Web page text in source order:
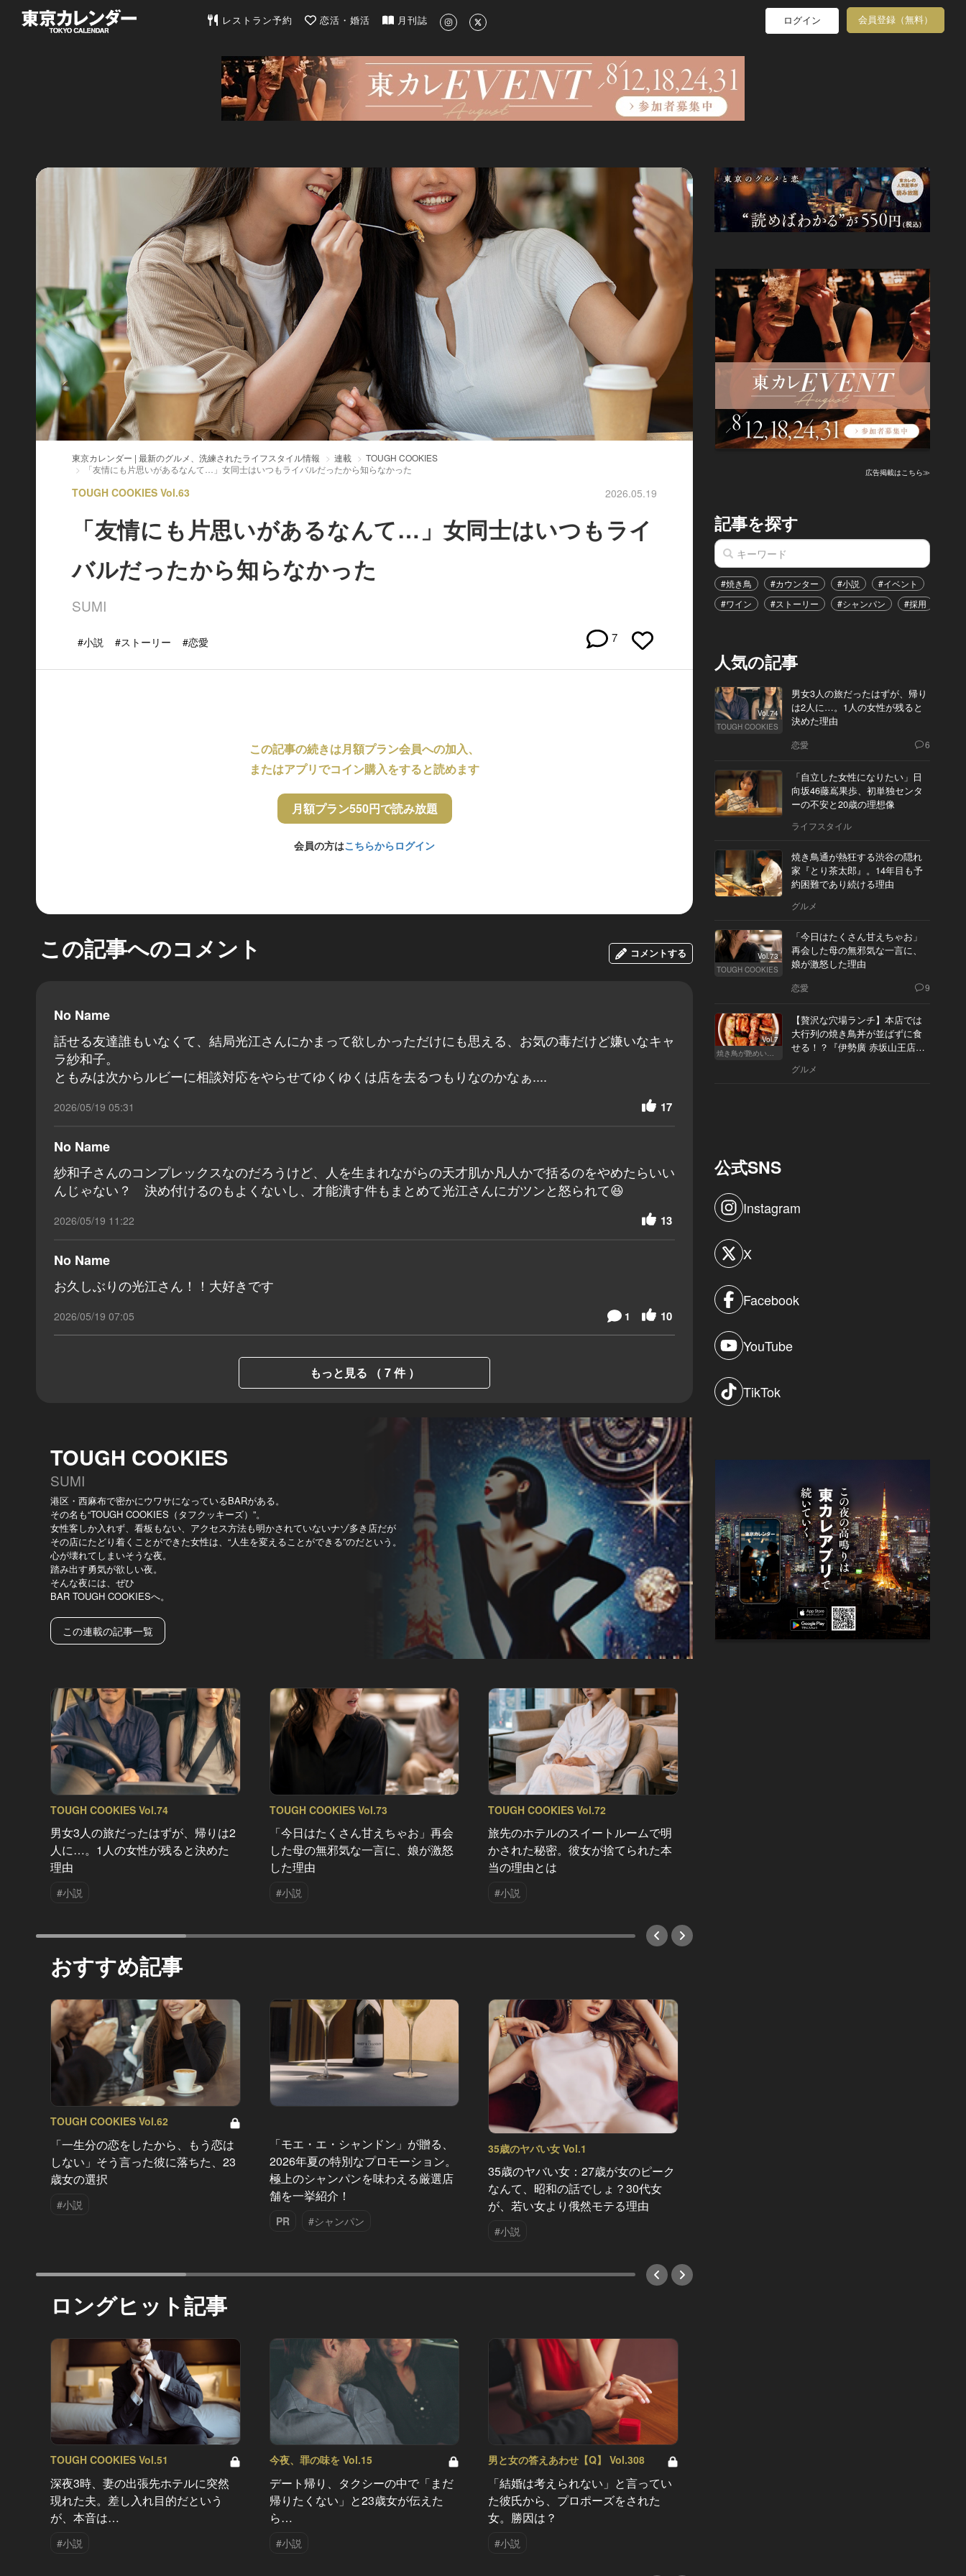
東京カレンダー | 最新のグルメ、洗練されたライフスタイル情報
レストラン予約 恋活・婚活 月刊誌 ログイン 会員登録（無料）
東京カレンダー | 最新のグルメ、洗練されたライフスタイル情報 連載
TOUGH COOKIES
「友情にも片思いがあるなんて…」女同士はいつもライバルだったから知らなかった
TOUGH COOKIES Vol.63 2026.05.19
「友情にも片思いがあるなんて…」女同士はいつもライ
バルだったから知らなかった
SUMI
#小説 #ストーリー #恋愛 7
この記事の続きは月額プラン会員への加入、
またはアプリでコイン購入をすると読めます
月額プラン550円で読み放題
会員の方はこちらからログイン
この記事へのコメント コメントする
No Name
話せる友達誰もいなくて、結局光江さんにかまって欲しかっただけにも思える、お気の毒だけど嫌いなキャ
ラ紗和子。
ともみは次からルビーに相談対応をやらせてゆくゆくは店を去るつもりなのかなぁ....
2026/05/19 05:31 17
No Name
紗和子さんのコンプレックスなのだろうけど、人を生まれながらの天才肌か凡人かで括るのをやめたらいい
んじゃない？ 決め付けるのもよくないし、才能潰す件もまとめて光江さんにガツンと怒られて😆
2026/05/19 11:22 13
No Name
お久しぶりの光江さん！！大好きです
2026/05/19 07:05 10
1
もっと見る （ 7 件 ）
TOUGH COOKIES
SUMI
港区・西麻布で密かにウワサになっているBARがある。
その名も“TOUGH COOKIES（タフクッキーズ）”。
女性客しか入れず、看板もない、アクセス方法も明かされていないナゾ多き店だが
その店にたどり着くことができた女性は、“人生を変えることができる”のだという。
心が壊れてしまいそうな夜。
踏み出す勇気が欲しい夜。
そんな夜には、ぜひ
BAR TOUGH COOKIESへ。
この連載の記事一覧
TOUGH COOKIES Vol.74
男女3人の旅だったはずが、帰りは2
人に…。1人の女性が残ると決めた
理由
#小説
TOUGH COOKIES Vol.73
「今日はたくさん甘えちゃお」再会
した母の無邪気な一言に、娘が激怒
した理由
#小説
TOUGH COOKIES Vol.72
旅先のホテルのスイートルームで明
かされた秘密。彼女が捨てられた本
当の理由とは
#小説
おすすめ記事
TOUGH COOKIES Vol.62
「一生分の恋をしたから、もう恋は
しない」そう言った彼に落ちた、23
歳女の選択
#小説
「モエ・エ・シャンドン」が贈る、
2026年夏の特別なプロモーション。
極上のシャンパンを味わえる厳選店
舗を一挙紹介！
PR #シャンパン
35歳のヤバい女 Vol.1
35歳のヤバい女：27歳が女のピーク
なんて、昭和の話でしょ？30代女
が、若い女より俄然モテる理由
#小説
ロングヒット記事
TOUGH COOKIES Vol.51
深夜3時、妻の出張先ホテルに突然
現れた夫。差し入れ目的だという
が、本音は…
#小説
今夜、罪の味を Vol.15
デート帰り、タクシーの中で「まだ
帰りたくない」と23歳女が伝えた
ら…
#小説
男と女の答えあわせ【Q】 Vol.308
「結婚は考えられない」と言ってい
た彼氏から、プロポーズをされた
女。勝因は？
#小説
広告掲載はこちら≫
記事を探す
#焼き鳥 #カウンター #小説 #イベント
#ワイン
#ストーリー #シャンパン #採用
人気の記事
Vol.74
TOUGH COOKIES
男女3人の旅だったはずが、帰り
は2人に…。1人の女性が残ると
決めた理由
恋愛 6
「自立した女性になりたい」日
向坂46藤嶌果歩、初単独センタ
ーの不安と20歳の理想像
ライフスタイル
焼き鳥通が熱狂する渋谷の隠れ
家『とり茶太郎』。14年目も予
約困難であり続ける理由
グルメ
Vol.73
TOUGH COOKIES
「今日はたくさん甘えちゃお」
再会した母の無邪気な一言に、
娘が激怒した理由
恋愛 9
Vol.7
焼き鳥が艶めいてきた
【贅沢な穴場ランチ】本店では
大行列の焼き鳥丼が並ばずに食
せる！？『伊勢廣 赤坂山王店』
グルメ
公式SNS
Instagram
X
Facebook
YouTube
TikTok